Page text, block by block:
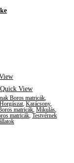
Quick View
Boros matricák
Horgászat Karácsony,
matricák Mikulás
matricák Testvérnek